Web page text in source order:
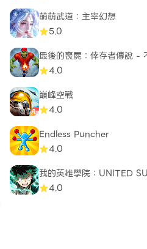
萌萌武道：主宰幻想
5.0
最後的喪屍：倖存者傳說 -
4.0
巔峰空戰
4.0
Endless Puncher
4.0
我的英雄學院：UNITED
4.0